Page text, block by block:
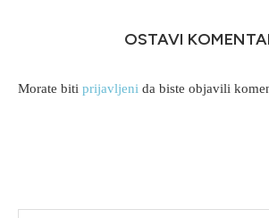
OSTAVI
Morate biti prijavljeni da biste objavili